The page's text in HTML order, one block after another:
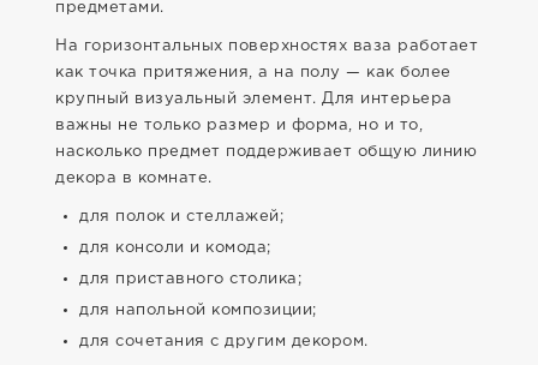
предметами.
На горизонтальных поверхностях ваза работает
как точка притяжения, а на полу — как более
крупный визуальный элемент. Для интерьера
важны не только размер и форма, но и то,
насколько предмет поддерживает общую линию
декора в комнате.
для полок и стеллажей;
для консоли и комода;
для приставного столика;
для напольной композиции;
для сочетания с другим декором.